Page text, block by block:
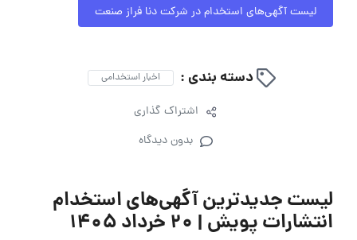
لیست آگهی‌های استخدام در شرکت دنا فراز صنعت
دسته بندی : اخبار استخدامی
اشتراک گذاری
بدون دیدگاه
لیست جدیدترین آگهی‌های استخدام
انتشارات پویش | ۲۰ خرداد ۱۴۰۵